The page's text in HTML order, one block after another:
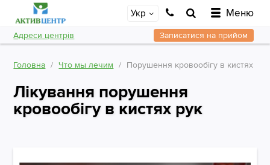
Укр Меню
Адреси центрів Записатися на прийом
Головна Что мы лечим Порушення кровообігу в кистях
Лікування порушення
кровообігу в кистях рук